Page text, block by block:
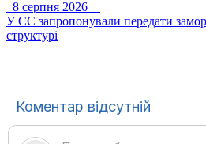
8 серпня 2026
У ЄС запропонували передати
структурі